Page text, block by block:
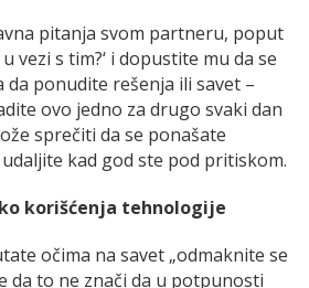
pitanja svom partneru, poput
vezi s tim?‘ i dopustite mu da se
da ponudite rešenja ili savet –
ovo jedno za drugo svaki dan
sprečiti da se ponašate
kad god ste pod pritiskom.
korišćenja tehnologije
očima na savet „odmaknite se
da to ne znači da u potpunosti